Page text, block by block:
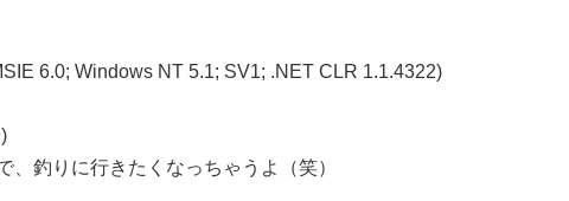
6.0; Windows NT 5.1; SV1; .NET CLR 1.1.4322)
、釣りに行きたくなっちゃうよ（笑）